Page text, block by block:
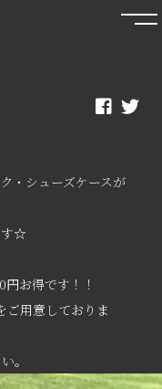
・シューズケースが
す☆
お得です！！
ご用意しておりま
。